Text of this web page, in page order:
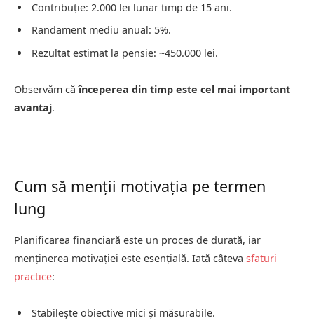
Contribuție: 2.000 lei lunar timp de 15 ani.
Randament mediu anual: 5%.
Rezultat estimat la pensie: ~450.000 lei.
Observăm căînceperea din timp este cel mai important
avantaj.
Cum să menții motivația pe termen
lung
Planificarea financiară este un proces de durată, iar
menținerea motivației este esențială. Iată câteva sfaturi
practice:
Stabilește obiective mici și măsurabile.